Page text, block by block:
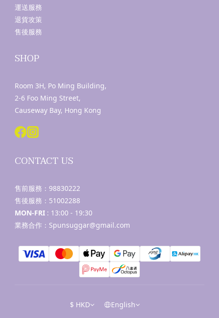
運送服務
退貨攻策
售後服務
SHOP
Room 3H, Po Ming Building,
2-6 Foo Ming Street,
Causeway Bay, Hong Kong
CONTACT US
售前服務： 98830222
售後服務： 51002288
MON-FRI : 13:00 - 19:30
業務合作：Spunsuggar@gmail.com
$ HKD English